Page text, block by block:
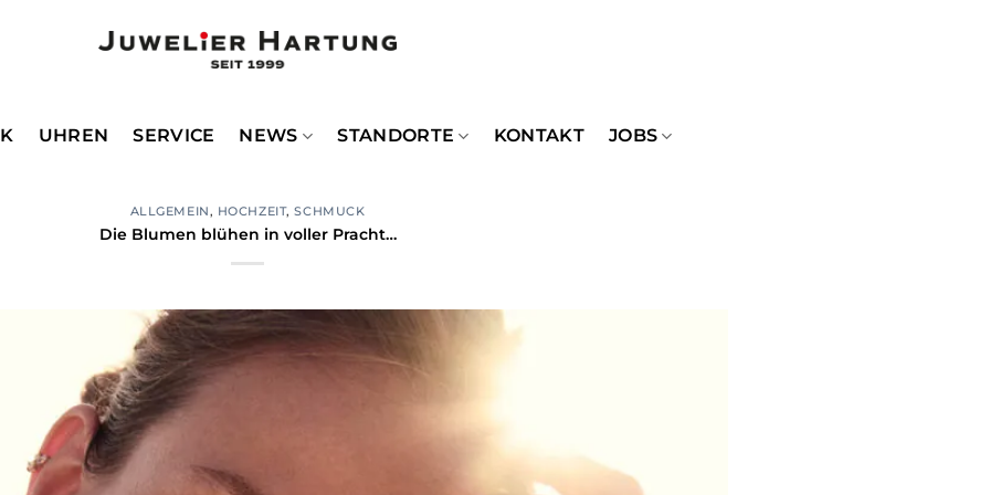
UHREN SERVICE NEWS STANDORTE KONTAKT JOBS
ALLGEMEIN, HOCHZEIT,SCHMUCK
Die Blumen blühen in voller Pracht…